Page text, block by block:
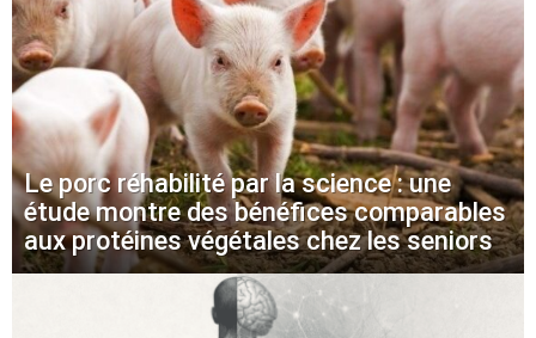
Le porc réhabilité par la science : une
étude montre des bénéfices comparables
aux protéines végétales chez les seniors